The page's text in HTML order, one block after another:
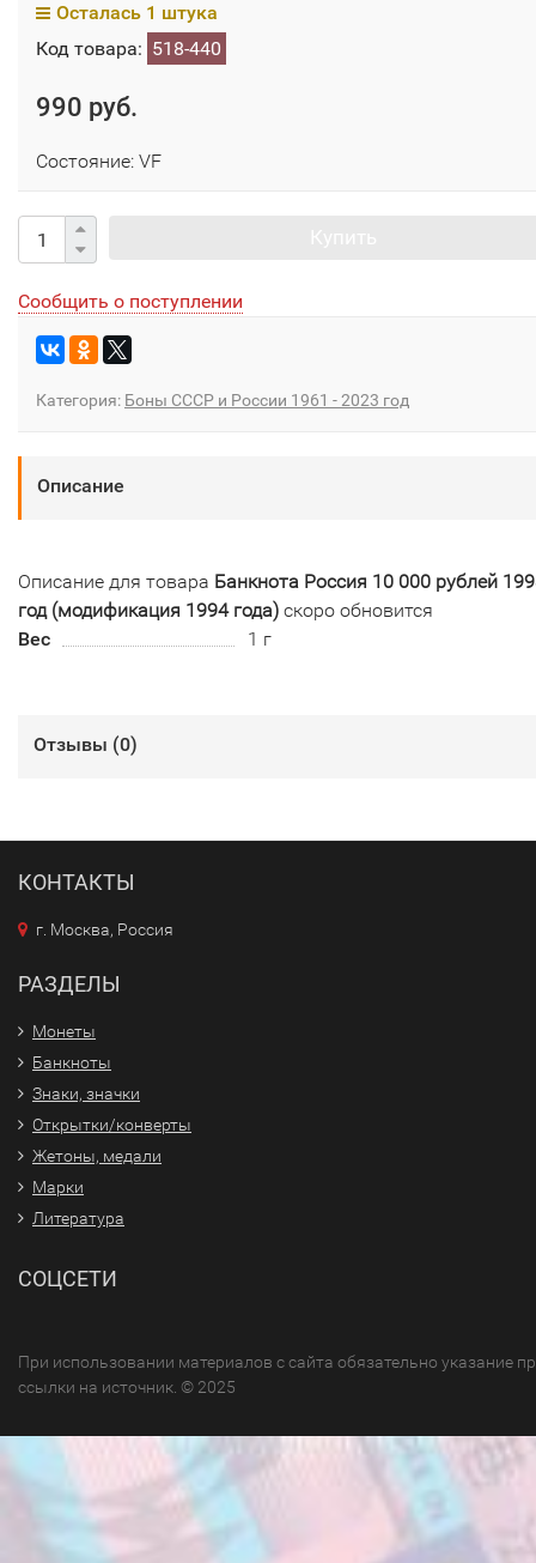
Осталась 1 штука
Код товара: 518-440
990 руб.
Состояние: VF
Сообщить о поступлении
Категория: Боны СССР и России 1961 - 2023 год
Описание
Описание для товара Банкнота Россия 10 000 рублей
год (модификация 1994 года) скоро обновится
Вес
1 г
Отзывы (0)
КОНТАКТЫ
г. Москва, Россия
РАЗДЕЛЫ
Монеты
Банкноты
Знаки, значки
Открытки/конверты
Жетоны, медали
Марки
Литература
СОЦСЕТИ
При использовании материалов с сайта обязательно указание
ссылки на источник. © 2025